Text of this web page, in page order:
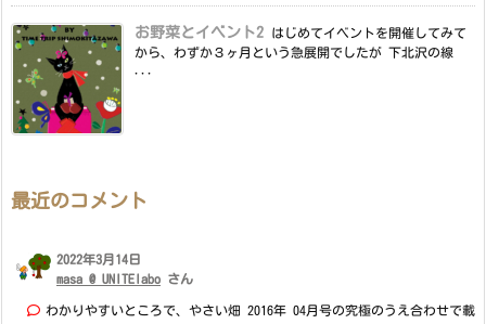
お野菜とイベント2
はじめてイベントを開催してみて
から、わずか３ヶ月という急展開でしたが 下北沢の線
最近のコメント
2022年3月14日
masa @ UNITElabo さん
わかりやすいところで、やさい畑 2016年 04月号の究極のうえ合わせで載